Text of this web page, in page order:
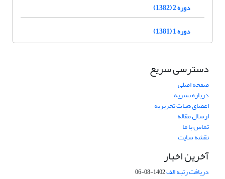
دوره 2 (1382)
دوره 1 (1381)
دسترسی سریع
صفحه اصلی
درباره نشریه
اعضای هیات تحریریه
ارسال مقاله
تماس با ما
نقشه سایت
آخرین اخبار
دریافت رتبه الف1402-08-06